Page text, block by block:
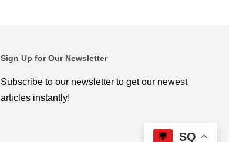
Sign Up for Our Newsletter
Subscribe to our newsletter to get our newest
articles instantly!
SQ